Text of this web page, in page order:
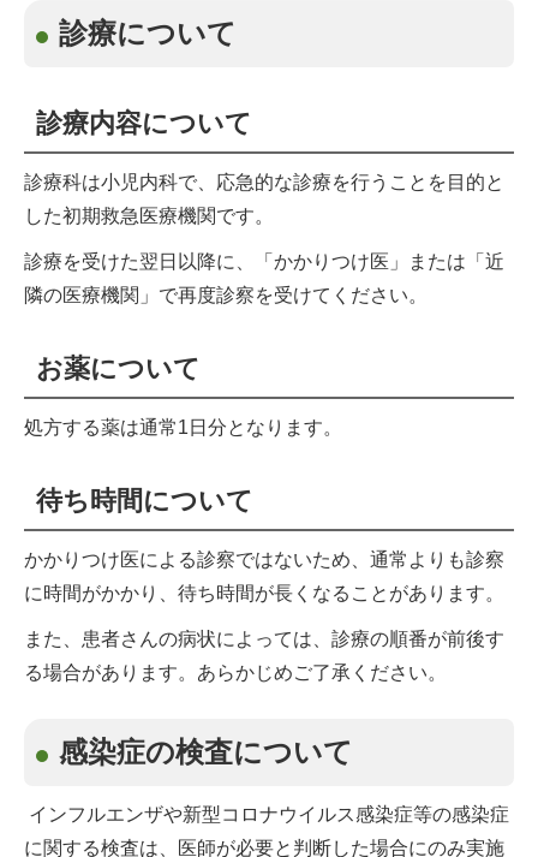
診療について
診療内容について
診療科は小児内科で、応急的な診療を行うことを目的と
した初期救急医療機関です。
診療を受けた翌日以降に、「かかりつけ医」または「近
隣の医療機関」で再度診察を受けてください。
お薬について
処方する薬は通常1日分となります。
待ち時間について
かかりつけ医による診察ではないため、通常よりも診察
に時間がかかり、待ち時間が長くなることがあります。
また、患者さんの病状によっては、診療の順番が前後す
る場合があります。あらかじめご了承ください。
感染症の検査について
インフルエンザや新型コロナウイルス感染症等の感染症
に関する検査は、医師が必要と判断した場合にのみ実施